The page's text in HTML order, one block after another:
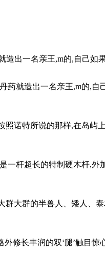
出一名亲王,m的,自己
就造出一名亲王,m的,
诺特所说的那样,在岛
杆超长的特制硬木杆,
大群的半兽人、矮人、
修长丰润的双‘腿’触目